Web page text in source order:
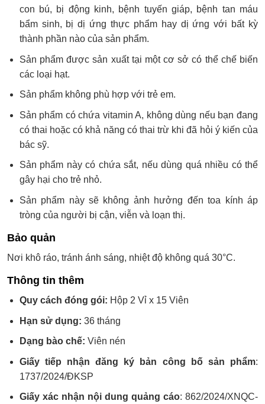
con bú, bị động kinh, bệnh tuyến giáp, bệnh tan máu
bẩm sinh, bị dị ứng thực phẩm hay dị ứng với bất kỳ
thành phần nào của sản phẩm.
Sản phẩm được sản xuất tại một cơ sở có thể chế biến
các loại hạt.
Sản phẩm không phù hợp với trẻ em.
Sản phẩm có chứa vitamin A, không dùng nếu bạn đang
có thai hoặc có khả năng có thai trừ khi đã hỏi ý kiến của
bác sỹ.
Sản phẩm này có chứa sắt, nếu dùng quá nhiều có thể
gây hại cho trẻ nhỏ.
Sản phẩm này sẽ không ảnh hưởng đến toa kính áp
tròng của người bị cận, viễn và loạn thị.
Bảo quản
Nơi khô ráo, tránh ánh sáng, nhiệt độ không quá 30°C.
Thông tin thêm
Quy cách đóng gói: Hộp 2 Vỉ x 15 Viên
Hạn sử dụng: 36 tháng
Dạng bào chế: Viên nén
Giấy tiếp nhận đăng ký bản công bố sản phẩm:
1737/2024/ĐKSP
Giấy xác nhận nội dung quảng cáo: 862/2024/XNQC-